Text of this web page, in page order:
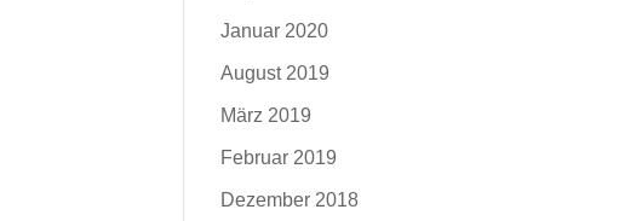
Januar 2020
August 2019
März 2019
Februar 2019
Dezember 2018